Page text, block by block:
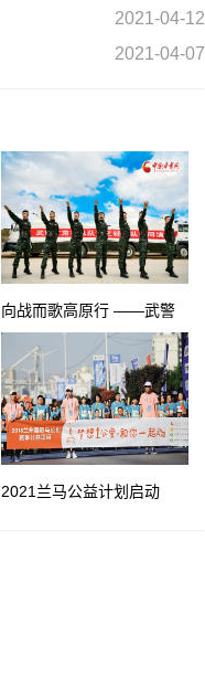
2021-04-12
2021-04-07
向战而歌高原行 ——武警
甘肃总队文艺轻骑队赴基层
部队慰问演出
2021兰马公益计划启动